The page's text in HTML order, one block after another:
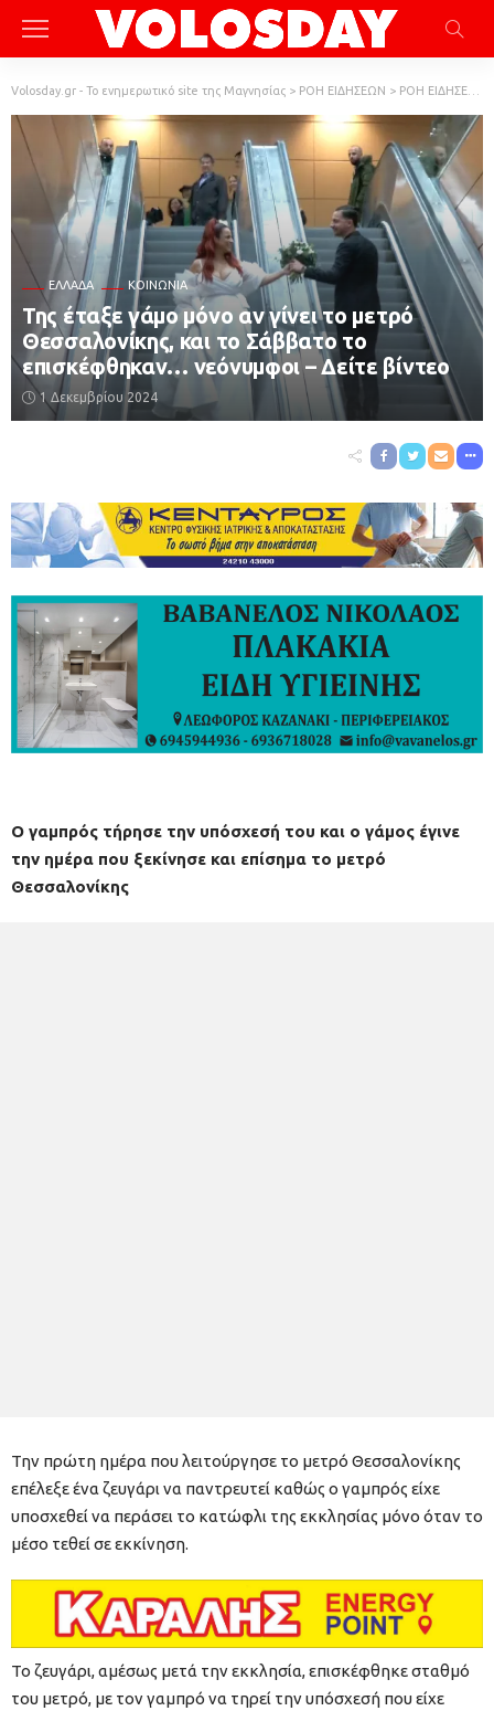
Volosday.gr - Το ενημερωτικό site της Μαγνησίας > ΡΟΗ ΕΙΔΗΣΕΩΝ > ΡΟΗ ΕΙΔΗΣΕΩΝ
ΕΛΛΆΔΑ ΚΟΙΝΩΝΙΑ
Της έταξε γάμο μόνο αν γίνει το μετρό
Θεσσαλονίκης, και το Σάββατο το
επισκέφθηκαν… νεόνυμφοι – Δείτε βίντεο
1 Δεκεμβρίου 2024
Ο γαμπρός τήρησε την υπόσχεσή του και ο γάμος έγινε
την ημέρα που ξεκίνησε και επίσημα το μετρό
Θεσσαλονίκης
Την πρώτη ημέρα που λειτούργησε το μετρό Θεσσαλονίκης
επέλεξε ένα ζευγάρι να παντρευτεί καθώς ο γαμπρός είχε
υποσχεθεί να περάσει το κατώφλι της εκκλησίας μόνο όταν το
μέσο τεθεί σε εκκίνηση.
Το ζευγάρι, αμέσως μετά την εκκλησία, επισκέφθηκε σταθμό
του μετρό, με τον γαμπρό να τηρεί την υπόσχεσή που είχε